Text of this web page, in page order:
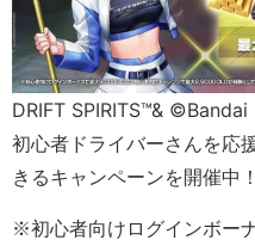
DRIFT SPIRITS™&
初心者ドライバーさんを応
きるキャンペーンを開催中
※初心者向けログインボー